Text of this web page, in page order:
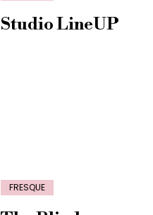
Studio LineUP
FRESQUE